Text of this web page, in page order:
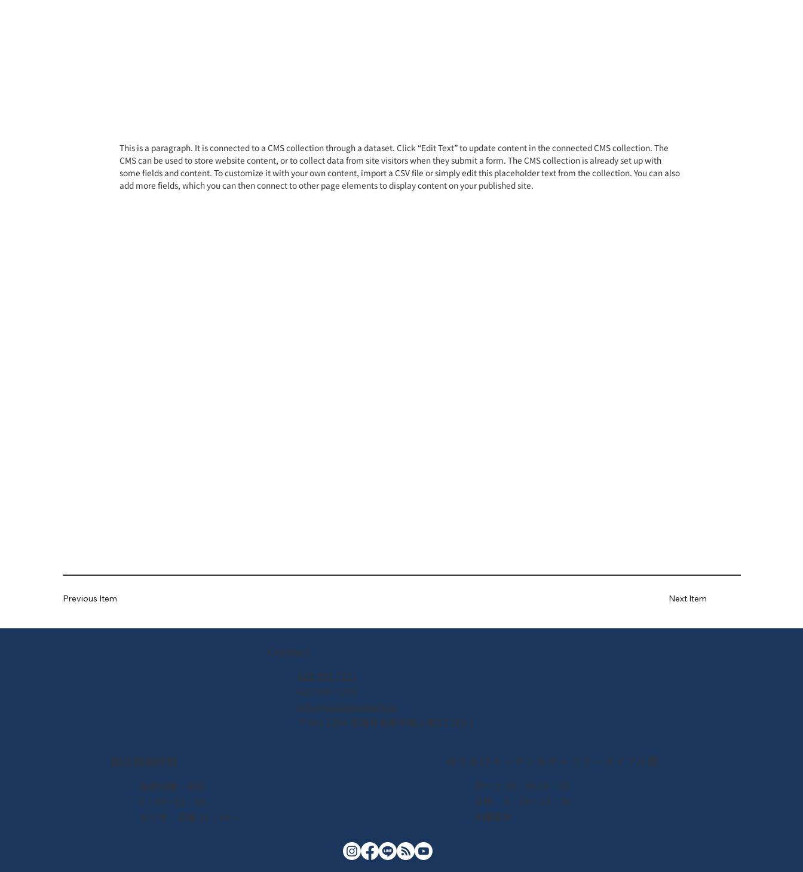
This is a paragraph. It is connected to a CMS collection through a dataset. Click “Edit Text” to update content in the connected CMS collection. The
CMS can be used to store website content, or to collect data from site visitors when they submit a form. The CMS collection is already set up with
some fields and content. To customize it with your own content, import a CSV file or simply edit this placeholder text from the collection. You can also
add more fields, which you can then connect to other page elements to display content on your published site.
Previous Item Next Item
Contact
022-395-7211
022-395-7235
info@yuriageasaichi.jp
〒981-1204 宮城県名取市閖上東3丁目5-1
朝市開場時間
​毎週日曜・祝日
6：00〜13：00
せり市 日曜 10：00〜
ゆりあげキッチン＆ギャラリーメイプル館
月〜土 10：00-16：00
日祝 6：00〜13：00
木曜定休